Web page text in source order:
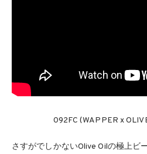
092FC (WAPPER x
さすがでしかないOlive Oilの極上ビ